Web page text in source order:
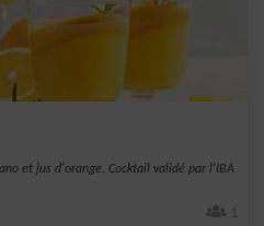
et jus d'orange. Cocktail validé par l'IBA
1